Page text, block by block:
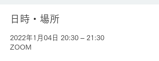
日時・場所
2022年1月04日 20:30 – 21:30
ZOOM